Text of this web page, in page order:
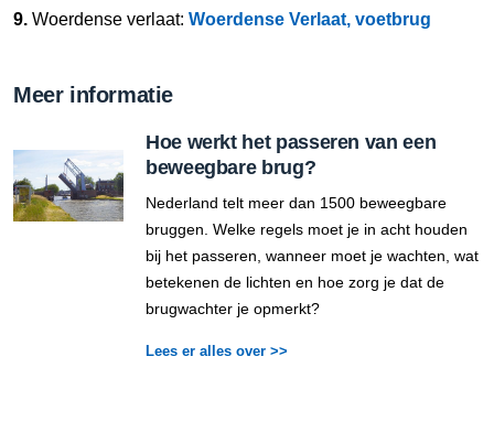
9. Woerdense verlaat: Woerdense Verlaat, voetbrug
Meer informatie
Hoe werkt het passeren van een
beweegbare brug?
Nederland telt meer dan 1500 beweegbare
bruggen. Welke regels moet je in acht houden
bij het passeren, wanneer moet je wachten, wat
betekenen de lichten en hoe zorg je dat de
brugwachter je opmerkt?
Lees er alles over >>